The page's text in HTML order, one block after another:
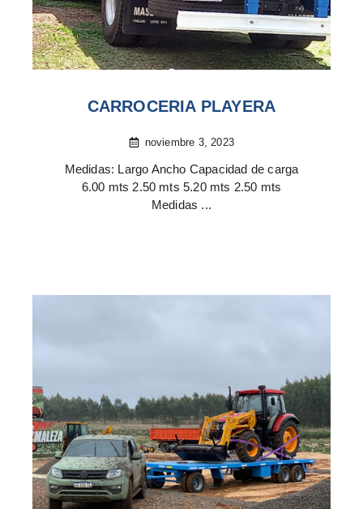
CARROCERIA PLAYERA
noviembre 3, 2023
Medidas: Largo Ancho Capacidad de carga
6.00 mts 2.50 mts 5.20 mts 2.50 mts
Medidas ...